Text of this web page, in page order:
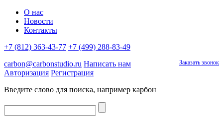
О нас
Новости
Контакты
+7 (812) 363-43-77 +7 (499) 288-83-49
Заказать звонок
carbon@carbonstudio.ru Написать нам
Авторизация Регистрация
Введите слово для поиска, например карбон